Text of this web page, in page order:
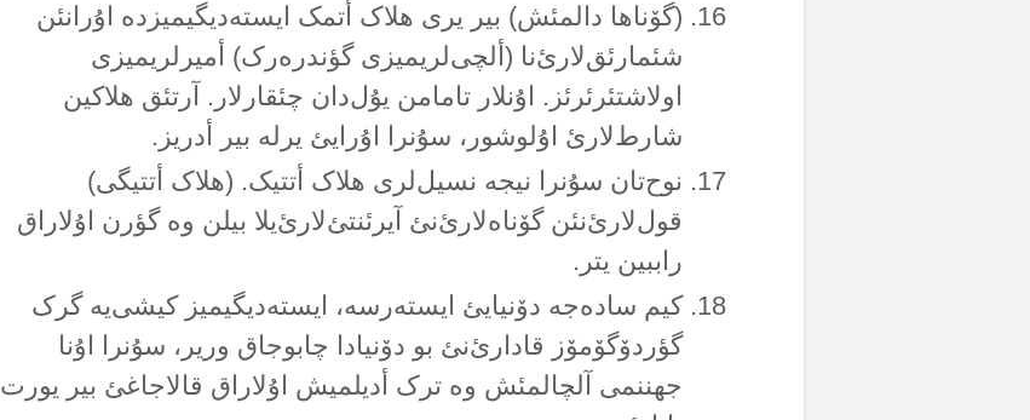
(گۆناها دالمئش) بیر یری هلاک أتمک ایستەدیگیمیزدە اۇرانئن
شئمارئق‌لارئ‌نا (ألچی‌لریمیزی گؤندرەرک) أمیرلریمیزی
اولاشتئرئرئز. اۇنلار تامامن یۇل‌دان چئقارلار. آرتئق هلاکین
شارط‌لارئ اۇلوشور، سۇنرا اۇرایئ یرلە بیر أدریز.
نوح‌تان سۇنرا نیجە نسیل‌لری هلاک أتتیک. (هلاک أتتیگی)
قول‌لارئ‌نئن گۆناەلارئ‌نئ آیرئنتئ‌لارئ‌یلا بیلن وە گؤرن اۇلاراق
راببین یتر.
کیم سادەجە دۆنیایئ ایستەرسە، ایستەدیگیمیز کیشی‌یە گرک
گؤردۆگۆمۆز قادارئ‌نئ بو دۆنیادا چابوجاق وریر، سۇنرا اۇنا
جهننمی آلچالمئش وە ترک أدیلمیش اۇلاراق قالاجاغئ بیر یورت